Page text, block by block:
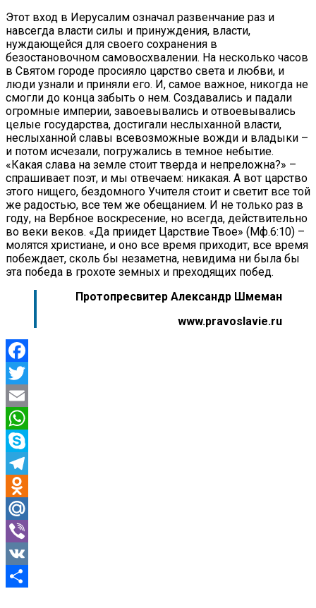
Этот вход в Иерусалим означал развенчание раз и
навсегда власти силы и принуждения, власти,
нуждающейся для своего сохранения в
безостановочном самовосхвалении. На несколько часов
в Святом городе просияло царство света и любви, и
люди узнали и приняли его. И, самое важное, никогда не
смогли до конца забыть о нем. Создавались и падали
огромные империи, завоевывались и отвоевывались
целые государства, достигали неслыханной власти,
неслыханной славы всевозможные вожди и владыки –
и потом исчезали, погружались в темное небытие.
«Какая слава на земле стоит тверда и непреложна?» –
спрашивает поэт, и мы отвечаем: никакая. А вот царство
этого нищего, бездомного Учителя стоит и светит все той
же радостью, все тем же обещанием. И не только раз в
году, на Вербное воскресение, но всегда, действительно
во веки веков. «Да приидет Царствие Твое» (Мф.6:10) –
молятся христиане, и оно все время приходит, все время
побеждает, сколь бы незаметна, невидима ни была бы
эта победа в грохоте земных и преходящих побед.
Протопресвитер Александр Шмеман
www.pravoslavie.ru
Facebook
Twitter
Email
WhatsApp
Skype
Telegram
Odnoklassniki
Mail.Ru
Viber
VK